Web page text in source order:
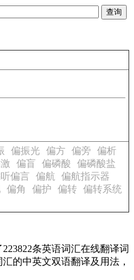
偏振光 偏方 偏旁
偏析
偏盲 偏磷酸
偏磷酸盐
偏言 偏航
偏航指示器
偏角 偏护 偏转 偏转系统
条英语词汇在线翻译词
的中英文双语翻译及用法，